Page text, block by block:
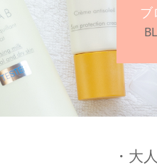
ブ
・大
ブログ
お客様の声
プロフィール